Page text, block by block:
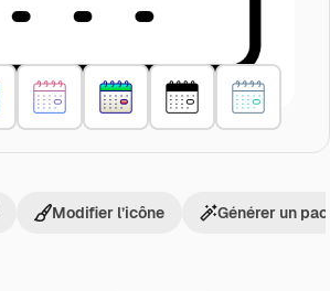
Modifier l’icône Générer un